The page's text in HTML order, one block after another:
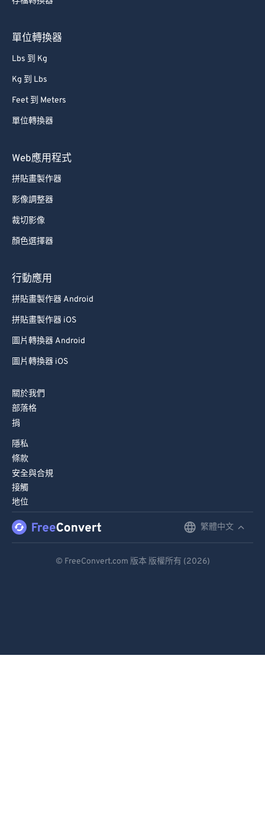
單位轉換器
Lbs 到 Kg
Kg 到 Lbs
Feet 到 Meters
單位轉換器
Web應用程式
拼貼畫製作器
影像調整器
裁切影像
顏色選擇器
行動應用
拼貼畫製作器 Android
拼貼畫製作器 iOS
圖片轉換器 Android
圖片轉換器 iOS
關於我們
部落格
捐
隱私
條款
安全與合規
接觸
地位
繁體中文
© FreeConvert.com 版本 版權所有 (2026)